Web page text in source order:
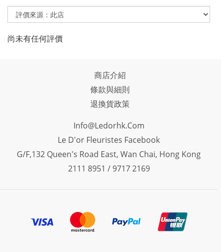
尚未有任何評價
商店介紹
條款與細則
退換貨政策
Info@ledorhk.com
Le D'or Fleuristes Facebook
G/F,132 Queen's Road East, Wan Chai, Hong Kong
2111 8951 / 9717 2169